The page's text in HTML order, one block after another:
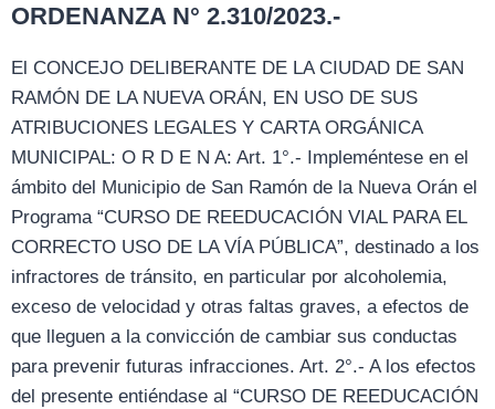
ORDENANZA N° 2.310/2023.-
El CONCEJO DELIBERANTE DE LA CIUDAD DE SAN
RAMÓN DE LA NUEVA ORÁN, EN USO DE SUS
ATRIBUCIONES LEGALES Y CARTA ORGÁNICA
MUNICIPAL: O R D E N A: Art. 1°.- Impleméntese en el
ámbito del Municipio de San Ramón de la Nueva Orán el
Programa “CURSO DE REEDUCACIÓN VIAL PARA EL
CORRECTO USO DE LA VÍA PÚBLICA”, destinado a los
infractores de tránsito, en particular por alcoholemia,
exceso de velocidad y otras faltas graves, a efectos de
que lleguen a la convicción de cambiar sus conductas
para prevenir futuras infracciones. Art. 2°.- A los efectos
del presente entiéndase al “CURSO DE REEDUCACIÓN